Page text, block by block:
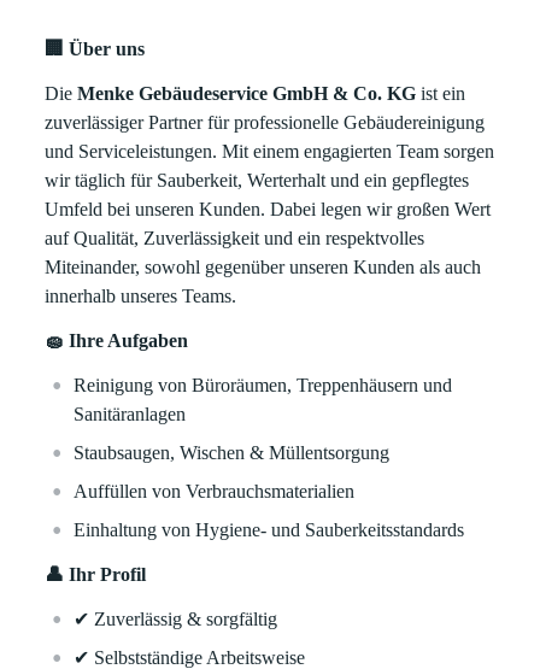
🏢 Über uns
DieMenke Gebäudeservice GmbH & Co. KG ist ein
zuverlässiger Partner für professionelle Gebäudereinigung
und Serviceleistungen. Mit einem engagierten Team sorgen
wir täglich für Sauberkeit, Werterhalt und ein gepflegtes
Umfeld bei unseren Kunden. Dabei legen wir großen Wert
auf Qualität, Zuverlässigkeit und ein respektvolles
Miteinander, sowohl gegenüber unseren Kunden als auch
innerhalb unseres Teams.
🧽 Ihre Aufgaben
Reinigung von Büroräumen, Treppenhäusern und
Sanitäranlagen
Staubsaugen, Wischen & Müllentsorgung
Auffüllen von Verbrauchsmaterialien
Einhaltung von Hygiene- und Sauberkeitsstandards
👤 Ihr Profil
✔ Zuverlässig & sorgfältig
✔ Selbstständige Arbeitsweise